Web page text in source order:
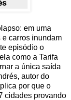
em uma
carros inundam
episódio o
como a Tarifa
a única saída
autor do
por que o
cidades provando